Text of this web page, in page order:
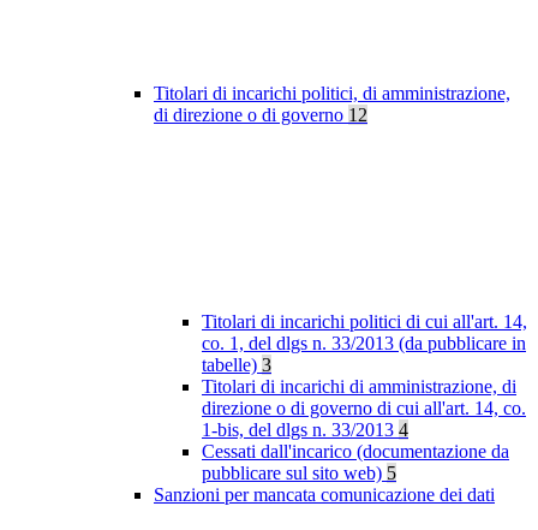
Titolari di incarichi politici, di amministrazione,
di direzione o di governo 12
Titolari di incarichi politici di cui all'art. 14,
co. 1, del dlgs n. 33/2013 (da pubblicare in
tabelle) 3
Titolari di incarichi di amministrazione, di
direzione o di governo di cui all'art. 14, co.
1-bis, del dlgs n. 33/2013 4
Cessati dall'incarico (documentazione da
pubblicare sul sito web) 5
Sanzioni per mancata comunicazione dei dati